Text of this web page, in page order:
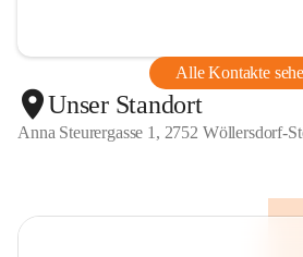
Alle Kontakte
Unser Standort
Anna Steurergasse 1, 2752 Wöllersdorf-